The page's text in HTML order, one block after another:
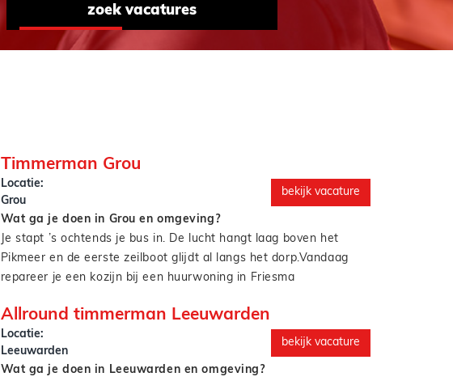
zoek vacatures
Timmerman Grou
Locatie:
Grou
bekijk vacature
Wat ga je doen in Grou en omgeving?
Je stapt ’s ochtends je bus in. De lucht hangt laag boven het
Pikmeer en de eerste zeilboot glijdt al langs het dorp.Vandaag
repareer je een kozijn bij een huurwoning in Friesma
zorginstelling aan de rand van het dorp.En volgende week? Dan
plaats je nieuwe deuren in een jaren 30 woning vlakbij het oude
centrum.
Als vastgoed timmerman ben je de vliegende keep van het
onderhoud:van kleine reparaties en serviceklussen tot grotere
renovatieprojecten.Je werkt zelfstandig of met een collega, denkt
mee met bewoners, en zorgt voor strak en netjes werk.
Allround timmerman Leeuwarden
Locatie:
Leeuwarden
bekijk vacature
Wat ga je doen in Leeuwarden en omgeving?